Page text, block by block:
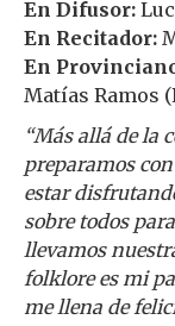
En Difusor:
En Recitador:
En
Matías Ramos
“Más allá de la
preparamos
estar
sobre todos
llevamos
folklore es mi
me llena de